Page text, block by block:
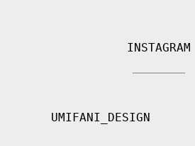
INSTAGRAM
UMIFANI_DESIGN